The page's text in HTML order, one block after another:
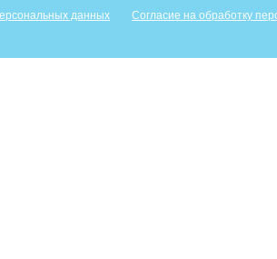
данных Согласие на обработку